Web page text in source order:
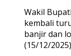
Wakil
kembali
banjir dan
(15/12/